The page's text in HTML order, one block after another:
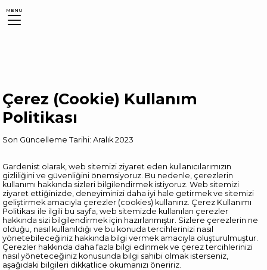
MENU
Çerez (Cookie) Kullanım
Politikası
Son Güncelleme Tarihi: Aralık 2023
Gardenist olarak, web sitemizi ziyaret eden kullanıcılarımızın
gizliliğini ve güvenliğini önemsiyoruz. Bu nedenle, çerezlerin
kullanımı hakkında sizleri bilgilendirmek istiyoruz. Web sitemizi
ziyaret ettiğinizde, deneyiminizi daha iyi hale getirmek ve sitemizi
geliştirmek amacıyla çerezler (cookies) kullanırız. Çerez Kullanımı
Politikası ile ilgili bu sayfa, web sitemizde kullanılan çerezler
hakkında sizi bilgilendirmek için hazırlanmıştır. Sizlere çerezlerin ne
olduğu, nasıl kullanıldığı ve bu konuda tercihlerinizi nasıl
yönetebileceğiniz hakkında bilgi vermek amacıyla oluşturulmuştur.
Çerezler hakkında daha fazla bilgi edinmek ve çerez tercihlerinizi
nasıl yöneteceğiniz konusunda bilgi sahibi olmak isterseniz,
aşağıdaki bilgileri dikkatlice okumanızı öneririz.